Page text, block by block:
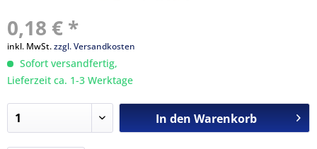
0,18 € *
inkl. MwSt.zzgl. Versandkosten
Sofort versandfertig,
Lieferzeit ca. 1-3 Werktage
In den Warenkorb